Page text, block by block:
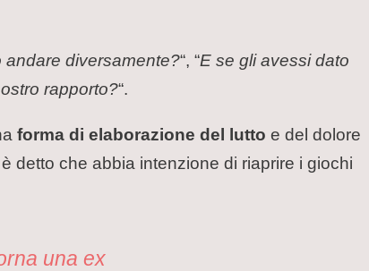
diversamente?“, “E se gli avessi dato
rapporto?“.
forma di elaborazione del lutto e del dolore
detto che abbia intenzione di riaprire i giochi
una ex